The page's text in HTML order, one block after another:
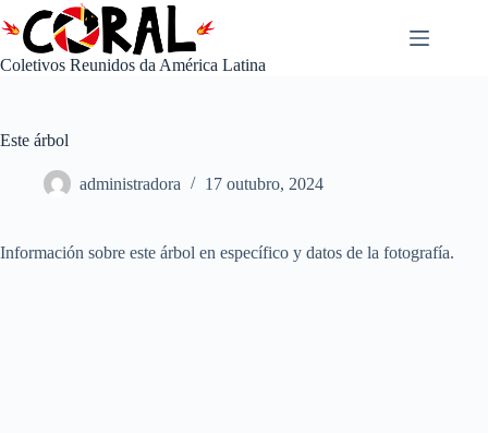
para
conteúdo
Coletivos Reunidos da América Latina
Este árbol
administradora 17 outubro, 2024
Información sobre este árbol en específico y datos de la fotografía.